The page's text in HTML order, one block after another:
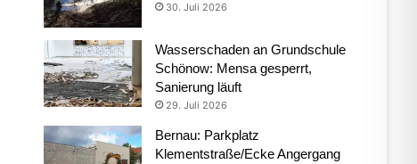
30. Juli 2026
Wasserschaden an Grundschule
Schönow: Mensa gesperrt,
Sanierung läuft
29. Juli 2026
Bernau: Parkplatz
Klementstraße/Ecke Angergang